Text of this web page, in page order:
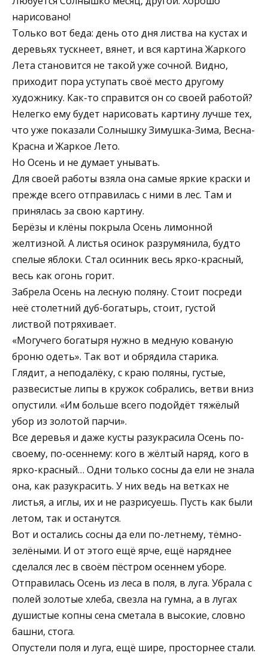
нарисовано!
Только вот беда: день ото дня листва на кустах и
деревьях тускнеет, вянет, и вся картина Жаркого
Лета становится не такой уже сочной. Видно,
приходит пора уступать своё место другому
художнику. Как-то справится он со своей работой?
Нелегко ему будет нарисовать картину лучше тех,
что уже показали Солнышку Зимушка-Зима, Весна-
Красна и Жаркое Лето.
Но Осень и не думает унывать.
Для своей работы взяла она самые яркие краски и
прежде всего отправилась с ними в лес. Там и
принялась за свою картину.
Берёзы и клёны покрыла Осень лимонной
желтизной. А листья осинок разрумянила, будто
спелые яблоки. Стал осинник весь ярко-красный,
весь как огонь горит.
Забрела Осень на лесную поляну. Стоит посреди
неё столетний дуб-богатырь, стоит, густой
листвой потряхивает.
«Могучего богатыря нужно в медную кованую
броню одеть». Так вот и обрядила старика.
Глядит, а неподалёку, с краю поляны, густые,
развесистые липы в кружок собрались, ветви вниз
опустили. «Им больше всего подойдёт тяжёлый
убор из золотой парчи».
Все деревья и даже кусты разукрасила Осень по-
своему, по-осеннему: кого в жёлтый наряд, кого в
ярко-красный… Одни только сосны да ели не знала
она, как разукрасить. У них ведь на ветках не
листья, а иглы, их и не разрисуешь. Пусть как были
летом, так и останутся.
Вот и остались сосны да ели по-летнему, тёмно-
зелёными. И от этого ещё ярче, ещё наряднее
сделался лес в своём пёстром осеннем уборе.
Отправилась Осень из леса в поля, в луга. Убрала с
полей золотые хлеба, свезла на гумна, а в лугах
душистые копны сена сметала в высокие, словно
башни, стога.
Опустели поля и луга, ещё шире, просторнее стали.